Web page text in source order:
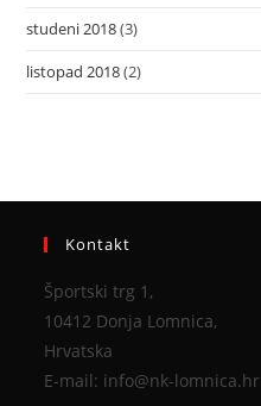
studeni 2018(3)
listopad 2018(2)
Kontakt
Športski trg 1,
10412 Donja Lomnica,
Hrvatska
E-mail: info@nk-lomnica.hr